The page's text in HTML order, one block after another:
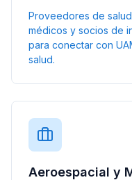
Proveedores de
médicos y socios de
para conectar con
salud.
Aeroespacial y